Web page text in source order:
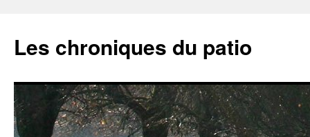
contenu
Les chroniques du patio